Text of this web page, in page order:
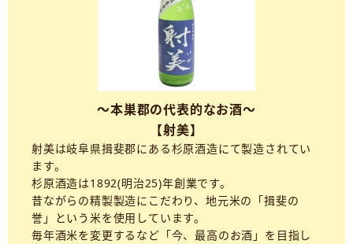
～本巣郡の代表的なお酒～
【射美】
射美は岐阜県揖斐郡にある杉原酒造にて製造されてい
ます。
杉原酒造は1892(明治25)年創業です。
昔ながらの精製製造にこだわり、地元米の「揖斐の
誉」という米を使用しています。
毎年酒米を変更するなど「今、最高のお酒」を目指し